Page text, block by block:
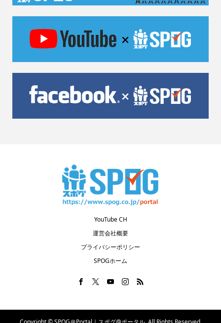
YouTube CH
運営会社概要
プライバシーポリシー
SPOGホーム